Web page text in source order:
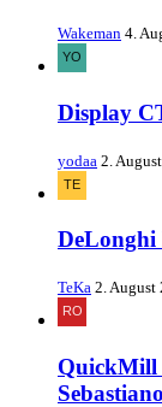
Wakeman 4.
Display
yodaa 2.
DeLonghi
TeKa 2. August
QuickMill